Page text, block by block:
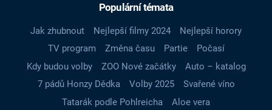
Populární témata
Jak zhubnout Nejlepší filmy 2024
Nejlepší horory
TV program
Změna času Partie
Počasí
Kdy budou volby
ZOO Nové začátky
Auto – katalog
7 pádů Honzy Dědka
Volby 2025
Svařené víno
Tatarák podle Pohlreicha
Aloe vera